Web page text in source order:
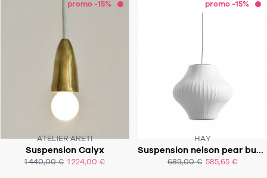
promo -15%
ATELIER ARETI
Suspension Calyx
1 440,00 € 1 224,00 €
SOUS 8-10 SEMAINES
ACHAT EXPRESS
promo -15%
HAY
Suspension nelson pear bubble pendant
689,00 € 585,65 €
ACHAT EXPRESS